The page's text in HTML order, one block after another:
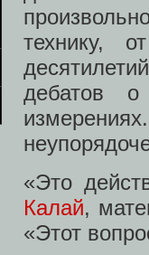
технику,
дебатов
«Это
Калай,
«Этот